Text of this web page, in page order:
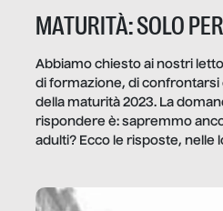
MATURITÀ: SOLO
Abbiamo chiesto ai nostri
di formazione, di confrontarsi
della maturità 2023. La
rispondere è: sapremmo
adulti? Ecco le risposte, nelle